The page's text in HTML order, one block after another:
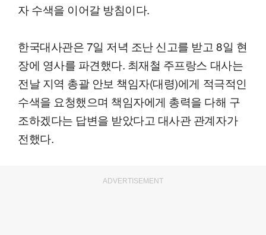
자 수색을 이어갈 방침이다.
한국대사관은 7일 저녁 조난 신고를 받고 8일 현
장에 영사를 파견했다. 최재철 주프랑스 대사는
전날 지역 총괄 안보 책임자(대령)에게 적극적인
수색을 요청했으며 책임자에게 총력을 다해 구
조하겠다는 답변을 받았다고 대사관 관계자가
전했다.
ADVERTISEMENT